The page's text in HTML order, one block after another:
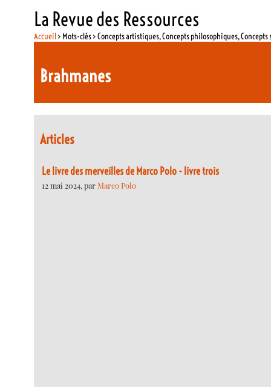
La Revue des Ressources
Accueil> Mots-clés > Concepts artistiques, Concepts philosophiques,
Brahmanes
Articles
Le livre des merveilles de Marco Polo - livre trois
12 mai 2024, parMarco Polo